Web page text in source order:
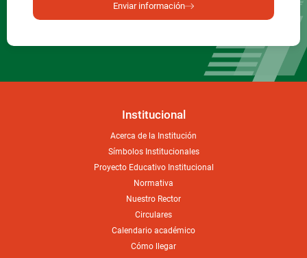
Enviar información
Institucional
Acerca de la Institución
Símbolos Institucionales
Proyecto Educativo Institucional
Normativa
Nuestro Rector
Circulares
Calendario académico
Cómo llegar